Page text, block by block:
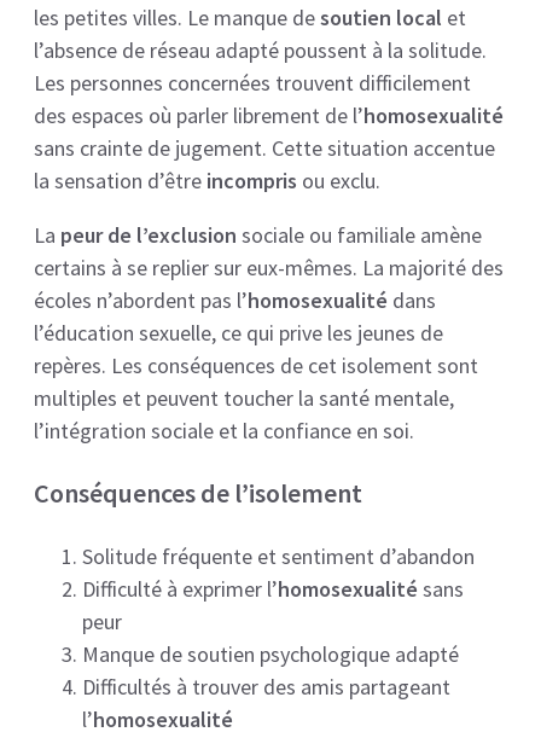
les petites villes. Le manque desoutien local et
l’absence de réseau adapté poussent à la solitude.
Les personnes concernées trouvent difficilement
des espaces où parler librement de l’homosexualité
sans crainte de jugement. Cette situation accentue
la sensation d’être incompris ou exclu.
La peur de l’exclusion sociale ou familiale amène
certains à se replier sur eux-mêmes. La majorité des
écoles n’abordent pas l’homosexualité dans
l’éducation sexuelle, ce qui prive les jeunes de
repères. Les conséquences de cet isolement sont
multiples et peuvent toucher la santé mentale,
l’intégration sociale et la confiance en soi.
Conséquences de l’isolement
Solitude fréquente et sentiment d’abandon
Difficulté à exprimer l’homosexualité sans
peur
Manque de soutien psychologique adapté
Difficultés à trouver des amis partageant
l’homosexualité